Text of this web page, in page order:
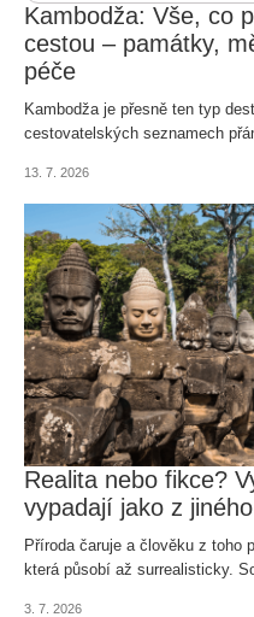
Kambodža: Vše, co
cestou – památky,
péče
Kambodža je přesně ten typ
cestovatelských seznamech
při představě organizace cesty
začínáme váhat. Od teď lze ale
přenechat ostatním a jen si užít
13. 7. 2026
Realita nebo fikce?
vypadají jako z
Příroda čaruje a člověku z toho
která působí až surrealisticky.
3. 7. 2026